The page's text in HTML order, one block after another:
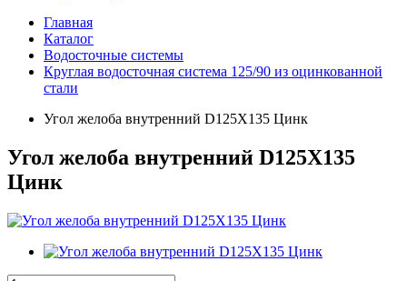
Главная
Каталог
Водосточные системы
Круглая водосточная система 125/90 из оцинкованной
стали
Угол желоба внутренний D125Х135 Цинк
Угол желоба внутренний D125Х135
Цинк